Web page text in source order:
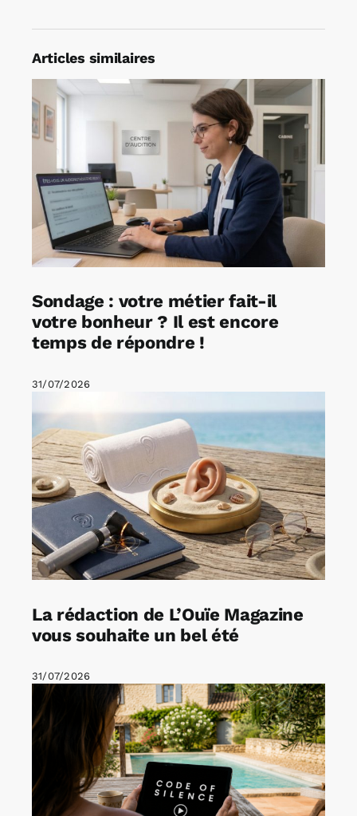
Articles similaires
Sondage : votre métier fait-il
votre bonheur ? Il est encore
temps de répondre !
31/07/2026
La rédaction de L’Ouïe Magazine
vous souhaite un bel été
31/07/2026